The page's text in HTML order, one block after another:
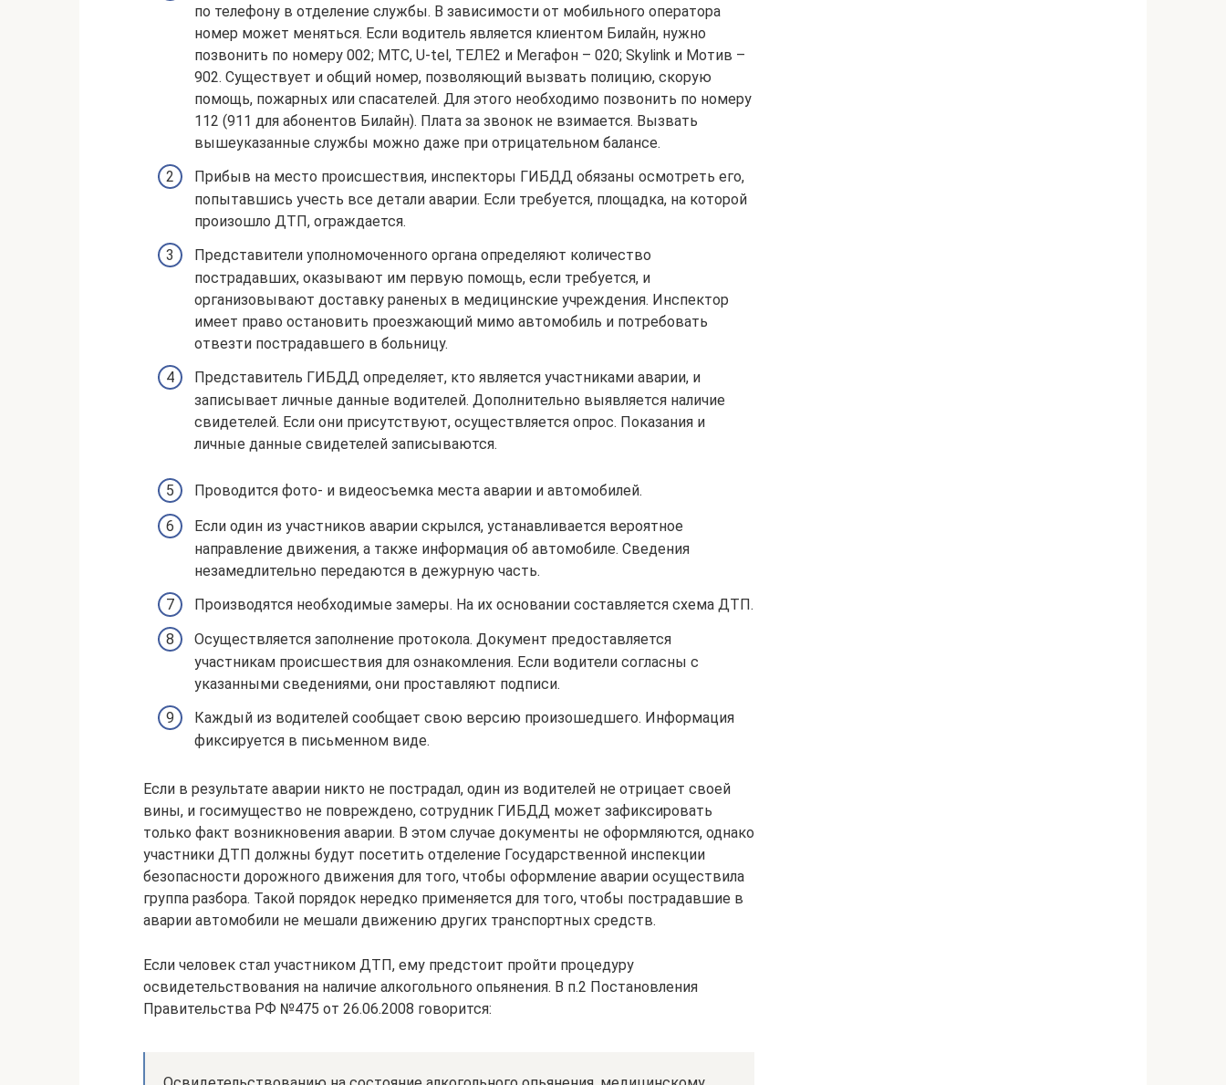
по телефону в отделение службы. В зависимости от мобильного оператора
номер может меняться. Если водитель является клиентом Билайн, нужно
позвонить по номеру 002; МТС, U-tel, ТЕЛЕ2 и Мегафон – 020; Skylink и Мотив –
902. Существует и общий номер, позволяющий вызвать полицию, скорую
помощь, пожарных или спасателей. Для этого необходимо позвонить по номеру
112 (911 для абонентов Билайн). Плата за звонок не взимается. Вызвать
вышеуказанные службы можно даже при отрицательном балансе.
Прибыв на место происшествия, инспекторы ГИБДД обязаны осмотреть его,
попытавшись учесть все детали аварии. Если требуется, площадка, на которой
произошло ДТП, ограждается.
Представители уполномоченного органа определяют количество
пострадавших, оказывают им первую помощь, если требуется, и
организовывают доставку раненых в медицинские учреждения. Инспектор
имеет право остановить проезжающий мимо автомобиль и потребовать
отвезти пострадавшего в больницу.
Представитель ГИБДД определяет, кто является участниками аварии, и
записывает личные данные водителей. Дополнительно выявляется наличие
свидетелей. Если они присутствуют, осуществляется опрос. Показания и
личные данные свидетелей записываются.
Проводится фото- и видеосъемка места аварии и автомобилей.
Если один из участников аварии скрылся, устанавливается вероятное
направление движения, а также информация об автомобиле. Сведения
незамедлительно передаются в дежурную часть.
Производятся необходимые замеры. На их основании составляется схема ДТП.
Осуществляется заполнение протокола. Документ предоставляется
участникам происшествия для ознакомления. Если водители согласны с
указанными сведениями, они проставляют подписи.
Каждый из водителей сообщает свою версию произошедшего. Информация
фиксируется в письменном виде.
Если в результате аварии никто не пострадал, один из водителей не отрицает своей
вины, и госимущество не повреждено, сотрудник ГИБДД может зафиксировать
только факт возникновения аварии. В этом случае документы не оформляются, однако
участники ДТП должны будут посетить отделение Государственной инспекции
безопасности дорожного движения для того, чтобы оформление аварии осуществила
группа разбора. Такой порядок нередко применяется для того, чтобы пострадавшие в
аварии автомобили не мешали движению других транспортных средств.
Если человек стал участником ДТП, ему предстоит пройти процедуру
освидетельствования на наличие алкогольного опьянения. В п.2 Постановления
Правительства РФ №475 от 26.06.2008 говорится: